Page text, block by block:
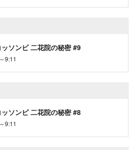
ッソンビ 二花院の秘密 #9
9:11
ッソンビ 二花院の秘密 #8
9:11